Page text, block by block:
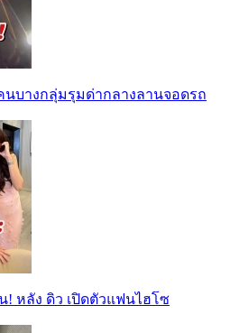
นบางกลุ่มรุมด่ากลางลานจอดรถ
หลัง ดิว เปิดตัวแฟนไฮโซ